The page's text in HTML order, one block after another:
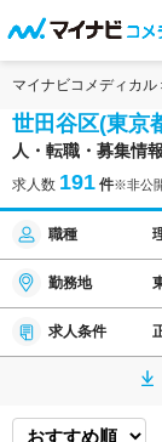
マイナビコメディカル
世田谷区(東京
人・転職・募集情
求人数 191 件※非公
職種
勤務地
求人条件